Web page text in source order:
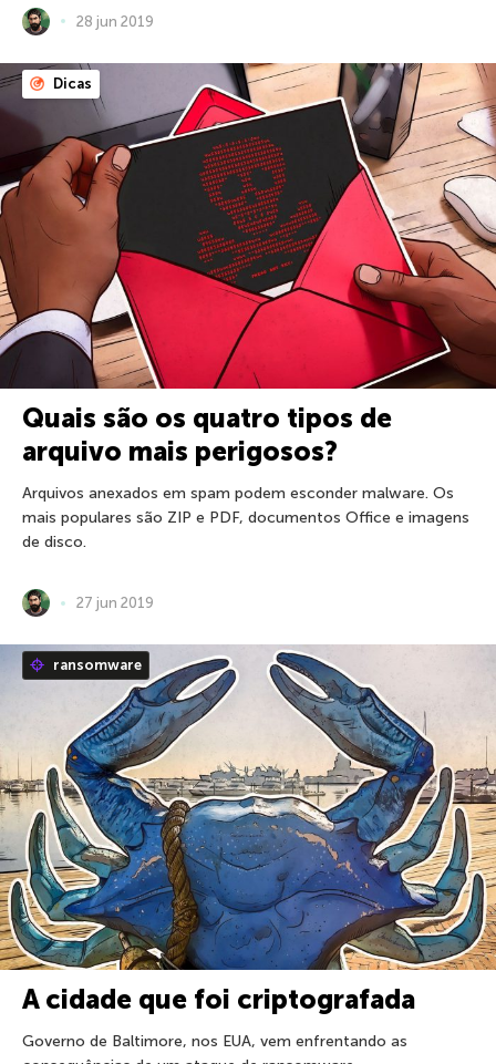
28 jun 2019
Dicas
Quais são os quatro tipos de
arquivo mais perigosos?
Arquivos anexados em spam podem esconder malware. Os
mais populares são ZIP e PDF, documentos Office e imagens
de disco.
27 jun 2019
ransomware
A cidade que foi criptografada
Governo de Baltimore, nos EUA, vem enfrentando as